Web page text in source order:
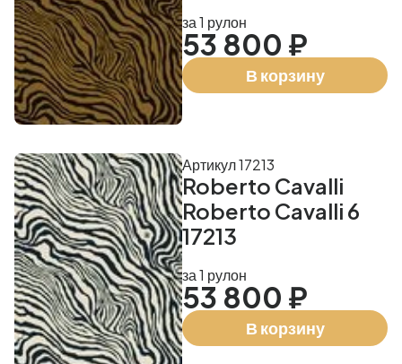
за 1 рулон
53 800 ₽
В корзину
Roberto Cavalli
Roberto Cavalli 6
17213
Артикул 17213
за 1 рулон
53 800 ₽
В корзину